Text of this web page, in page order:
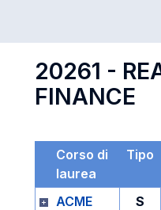
20261 -
FINANCE
Corso di
laurea
Tipo
ACME
S